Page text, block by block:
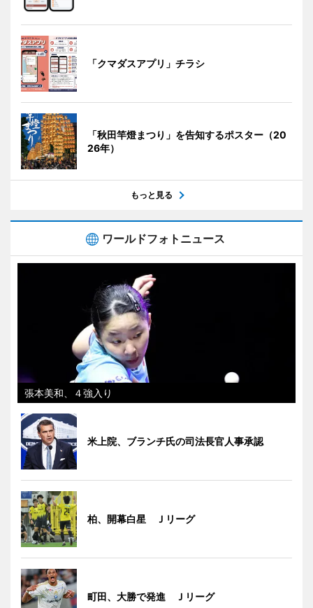
「クマダスアプリ」チラシ
「秋田竿燈まつり」を告知するポスター（20
26年）
もっと見る
ワールドフォトニュース
張本美和、４強入り
米上院、ブランチ氏の司法長官人事承認
柏、開幕白星 Ｊリーグ
町田、大勝で発進 Ｊリーグ